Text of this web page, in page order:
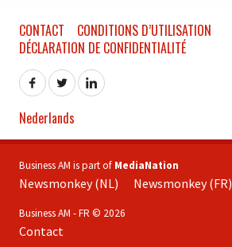
CONTACT
CONDITIONS D’UTILISATION
DÉCLARATION DE CONFIDENTIALITÉ
Nederlands
Business AM is part of MediaNation
Newsmonkey (NL) Newsmonkey (FR)
Business AM - FR © 2026
Contact